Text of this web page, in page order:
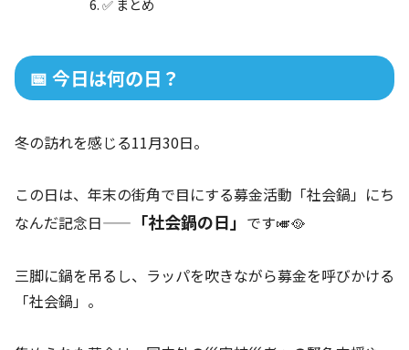
✅ まとめ
📅 今日は何の日？
冬の訪れを感じる11月30日。
この日は、年末の街角で目にする募金活動「社会鍋」にち
なんだ記念日—— 「社会鍋の日」 です🎺🥘
三脚に鍋を吊るし、ラッパを吹きながら募金を呼びかける
「社会鍋」。